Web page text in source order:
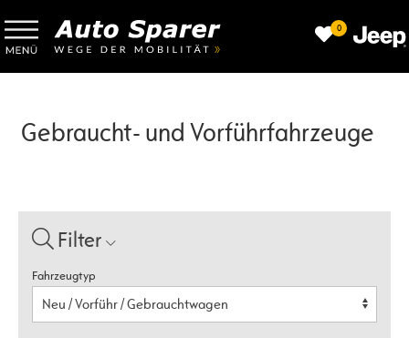
0
Gebraucht- und Vorführfahrzeuge
Filter
Fahrzeugtyp